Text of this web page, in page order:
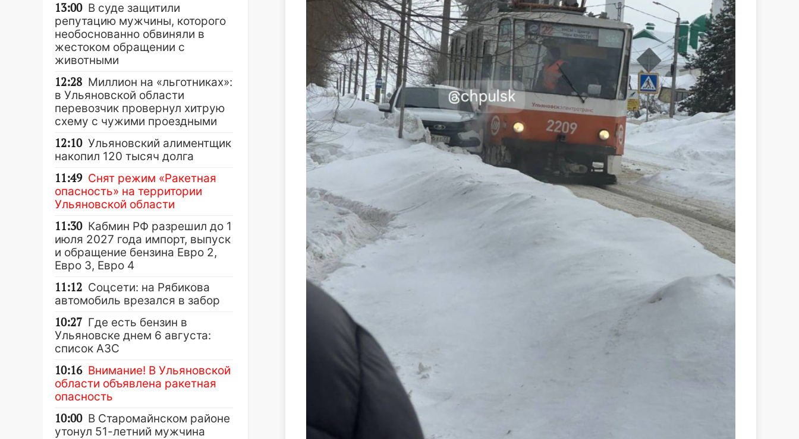
13:00 В суде защитили
репутацию мужчины, которого
необоснованно обвиняли в
жестоком обращении с
животными
12:28 Миллион на «льготниках»:
в Ульяновской области
перевозчик провернул хитрую
схему с чужими проездными
12:10 Ульяновский алиментщик
накопил 120 тысяч долга
11:49 Снят режим «Ракетная
опасность» на территории
Ульяновской области
11:30 Кабмин РФ разрешил до 1
июля 2027 года импорт, выпуск
и обращение бензина Евро 2,
Евро 3, Евро 4
11:12 Соцсети: на Рябикова
автомобиль врезался в забор
10:27 Где есть бензин в
Ульяновске днем 6 августа:
список АЗС
10:16 Внимание! В Ульяновской
области объявлена ракетная
опасность
10:00 В Старомайнском районе
утонул 51-летний мужчина